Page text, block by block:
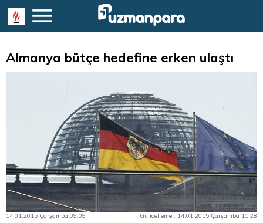
Almanya bütçe hedefine erken ulaştı
14.01.2015 Çarşamba 09:09 Güncelleme : 14.01.2015 Çarşamba 11:28